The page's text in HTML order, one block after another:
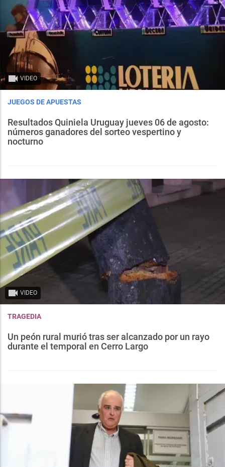
VIDEO
JUEGOS DE APUESTAS
Resultados Quiniela Uruguay jueves 06 de agosto:
números ganadores del sorteo vespertino y
nocturno
VIDEO
TRAGEDIA
Un peón rural murió tras ser alcanzado por un rayo
durante el temporal en Cerro Largo